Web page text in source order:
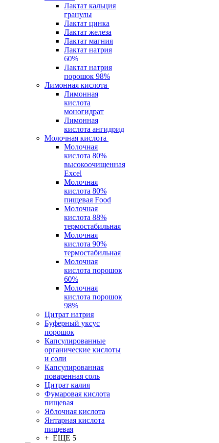
Лактат кальция
гранулы
Лактат цинка
Лактат железа
Лактат магния
Лактат натрия
60%
Лактат натрия
порошок 98%
Лимонная кислота
Лимонная
кислота
моногидрат
Лимонная
кислота ангидрид
Молочная кислота
Молочная
кислота 80%
высокоочищенная
Excel
Молочная
кислота 80%
пищевая Food
Молочная
кислота 88%
термостабильная
Молочная
кислота 90%
термостабильная
Молочная
кислота порошок
60%
Молочная
кислота порошок
98%
Цитрат натрия
Буферный уксус
порошок
Капсулированные
органические кислоты
и соли
Капсулированная
поваренная соль
Цитрат калия
Фумаровая кислота
пищевая
Яблочная кислота
Янтарная кислота
пищевая
+ ЕЩЕ 5